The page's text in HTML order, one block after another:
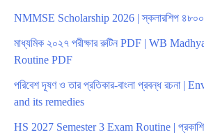
NMMSE Scholarship 2026 | স্কলারশিপ
মাধ্যমিক ২০২৭ পরীক্ষার রুটিন PDF | WB
Routine PDF
পরিবেশ দূষণ ও তার প্রতিকার-বাংলা প্রবন্ধ রচনা
and its remedies
HS 2027 Semester 3 Exam Routine |